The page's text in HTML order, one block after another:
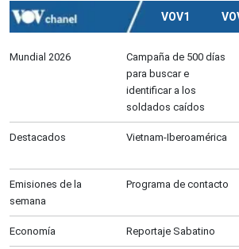
VOV1
Mundial 2026
Campaña de 500 días
para buscar e
identificar a los
soldados caídos
Destacados Vietnam-Iberoamérica
Emisiones de la
semana
Programa de contacto
Economía Reportaje Sabatino